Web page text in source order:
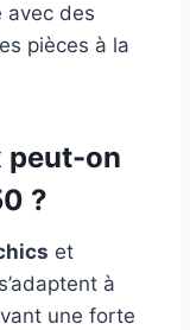
avec des
pièces à la
peut-on
?
et
à
une forte